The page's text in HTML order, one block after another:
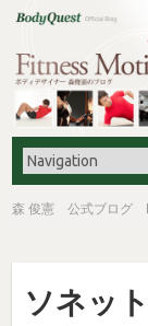
森 俊憲 公式ブログ
ソネッ